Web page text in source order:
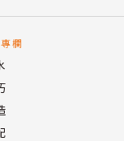
欄